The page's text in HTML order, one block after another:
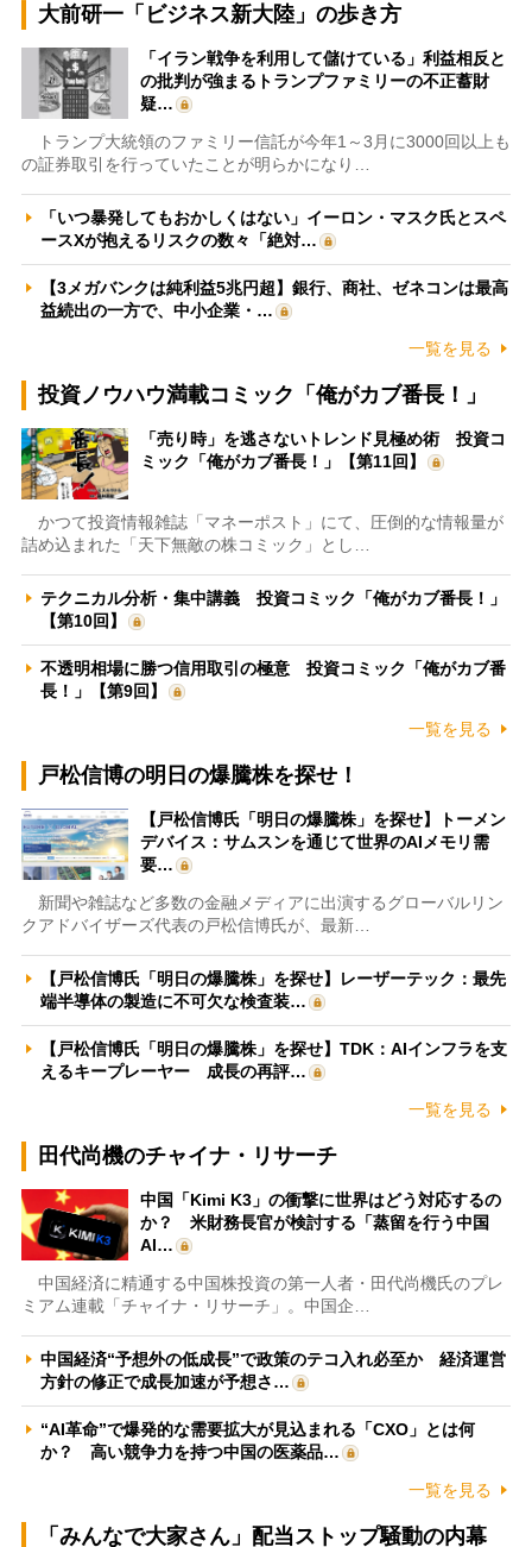
大前研一「ビジネス新大陸」の歩き方
「イラン戦争を利用して儲けている」利益相反と
の批判が強まるトランプファミリーの不正蓄財
疑…
トランプ大統領のファミリー信託が今年1～3月に3000回以上も
の証券取引を行っていたことが明らかになり…
「いつ暴発してもおかしくはない」イーロン・マスク氏とスペ
ースXが抱えるリスクの数々「絶対…
【3メガバンクは純利益5兆円超】銀行、商社、ゼネコンは最高
益続出の一方で、中小企業・…
一覧を見る
投資ノウハウ満載コミック「俺がカブ番長！」
「売り時」を逃さないトレンド見極め術 投資コ
ミック「俺がカブ番長！」【第11回】
かつて投資情報雑誌「マネーポスト」にて、圧倒的な情報量が
詰め込まれた「天下無敵の株コミック」とし…
テクニカル分析・集中講義 投資コミック「俺がカブ番長！」
【第10回】
不透明相場に勝つ信用取引の極意 投資コミック「俺がカブ番
長！」【第9回】
一覧を見る
戸松信博の明日の爆騰株を探せ！
【戸松信博氏「明日の爆騰株」を探せ】トーメン
デバイス：サムスンを通じて世界のAIメモリ需
要…
新聞や雑誌など多数の金融メディアに出演するグローバルリン
クアドバイザーズ代表の戸松信博氏が、最新…
【戸松信博氏「明日の爆騰株」を探せ】レーザーテック：最先
端半導体の製造に不可欠な検査装…
【戸松信博氏「明日の爆騰株」を探せ】TDK：AIインフラを支
えるキープレーヤー 成長の再評…
一覧を見る
田代尚機のチャイナ・リサーチ
中国「Kimi K3」の衝撃に世界はどう対応するの
か？ 米財務長官が検討する「蒸留を行う中国
AI…
中国経済に精通する中国株投資の第一人者・田代尚機氏のプレ
ミアム連載「チャイナ・リサーチ」。中国企…
中国経済“予想外の低成長”で政策のテコ入れ必至か 経済運営
方針の修正で成長加速が予想さ…
“AI革命”で爆発的な需要拡大が見込まれる「CXO」とは何
か？ 高い競争力を持つ中国の医薬品…
一覧を見る
「みんなで大家さん」配当ストップ騒動の内幕